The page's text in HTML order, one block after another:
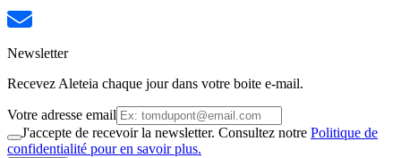
Newsletter
Recevez Aleteia chaque jour dans votre boite e-mail.
Votre adresse email
J'accepte de recevoir la newsletter. Consultez notre Politique de
confidentialité pour en savoir plus.